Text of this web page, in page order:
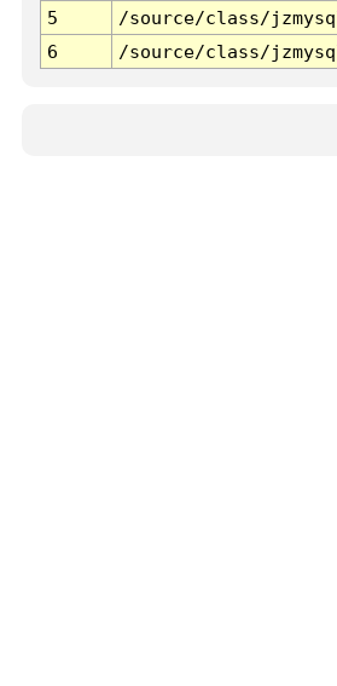
5
/source/class/
6
/source/class/